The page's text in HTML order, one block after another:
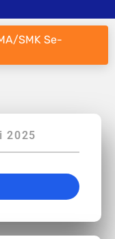
SMK Se-
2025